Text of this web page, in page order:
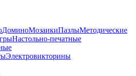
ДоминоМозаикиПазлыМетодические
Настольно-печатные
Электровикторины